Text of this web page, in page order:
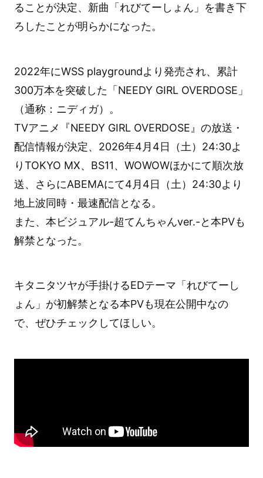
ることが決定、新曲「れびてーしょん」を書き下
ろしたことが明らかになった。
2022年にWSS playgroundより発売され、累計
300万本を突破した「NEEDY GIRL OVERDOSE」
（通称：ニディガ）。
TVアニメ『NEEDY GIRL OVERDOSE』の放送・
配信情報が決定、2026年4月4日（土）24:30よ
りTOKYO MX、BS11、WOWOWほかにて順次放
送、さらにABEMAにて4月4日（土）24:30より
地上波同時・最速配信となる。
また、本ビジュアル-超てんちゃんver.-と本PVも
解禁となった。
キタニタツヤが手掛けるEDテーマ「れびてーし
ょん」が初解禁となる本PVも現在公開中なの
で、ぜひチェックしてほしい。